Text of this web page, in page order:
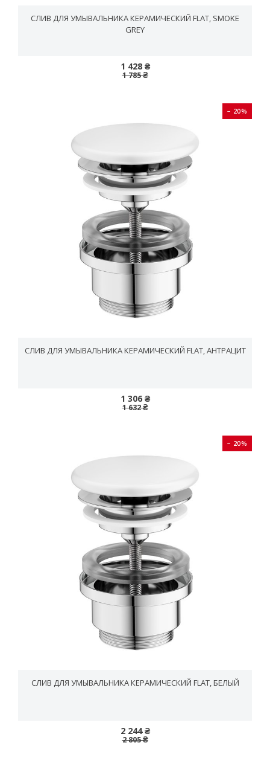
СЛИВ ДЛЯ УМЫВАЛЬНИКА КЕРАМИЧЕСКИЙ FLAT, SMOKE
GREY
1 428 ₴
1 785 ₴
− 20%
СЛИВ ДЛЯ УМЫВАЛЬНИКА КЕРАМИЧЕСКИЙ FLAT, АНТРАЦИТ
1 306 ₴
1 632 ₴
− 20%
СЛИВ ДЛЯ УМЫВАЛЬНИКА КЕРАМИЧЕСКИЙ FLAT, БЕЛЫЙ
2 244 ₴
2 805 ₴